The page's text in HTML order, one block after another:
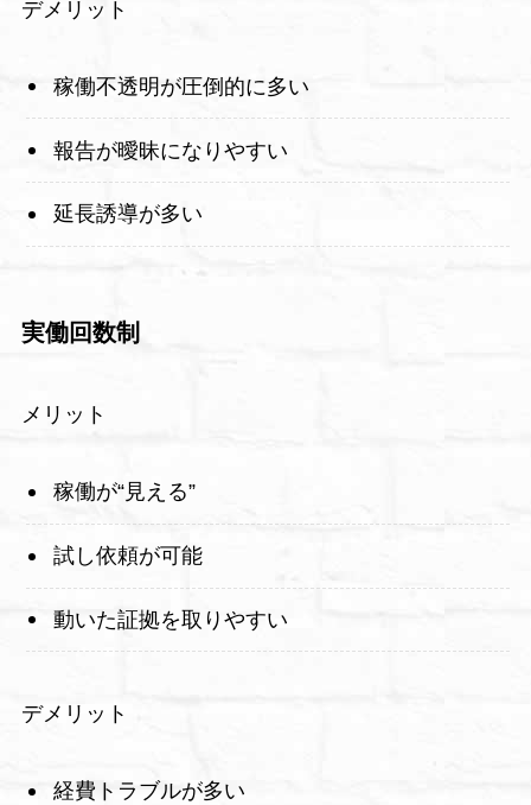
デメリット
稼働不透明が圧倒的に多い
報告が曖昧になりやすい
延長誘導が多い
実働回数制
メリット
稼働が“見える”
試し依頼が可能
動いた証拠を取りやすい
デメリット
経費トラブルが多い